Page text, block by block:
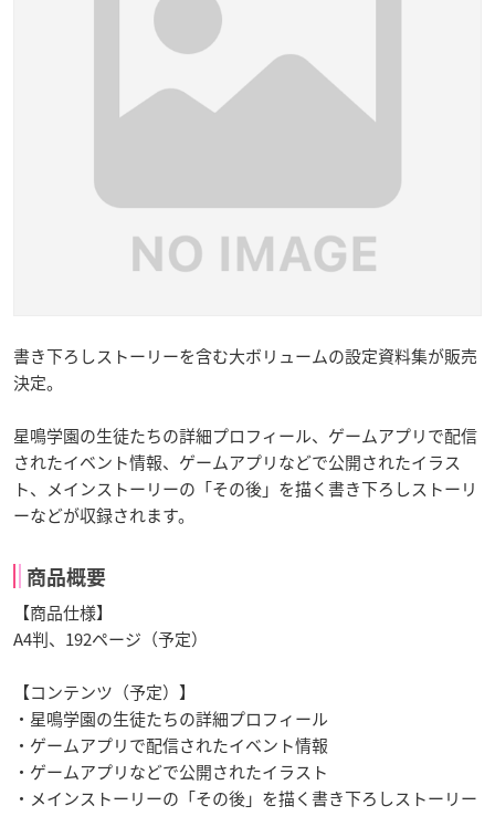
書き下ろしストーリーを含む大ボリュームの設定資料集が販売
決定。
星鳴学園の生徒たちの詳細プロフィール、ゲームアプリで配信
されたイベント情報、ゲームアプリなどで公開されたイラス
ト、メインストーリーの「その後」を描く書き下ろしストーリ
ーなどが収録されます。
商品概要
【商品仕様】
A4判、192ページ（予定）
【コンテンツ（予定）】
・星鳴学園の生徒たちの詳細プロフィール
・ゲームアプリで配信されたイベント情報
・ゲームアプリなどで公開されたイラスト
・メインストーリーの「その後」を描く書き下ろしストーリー